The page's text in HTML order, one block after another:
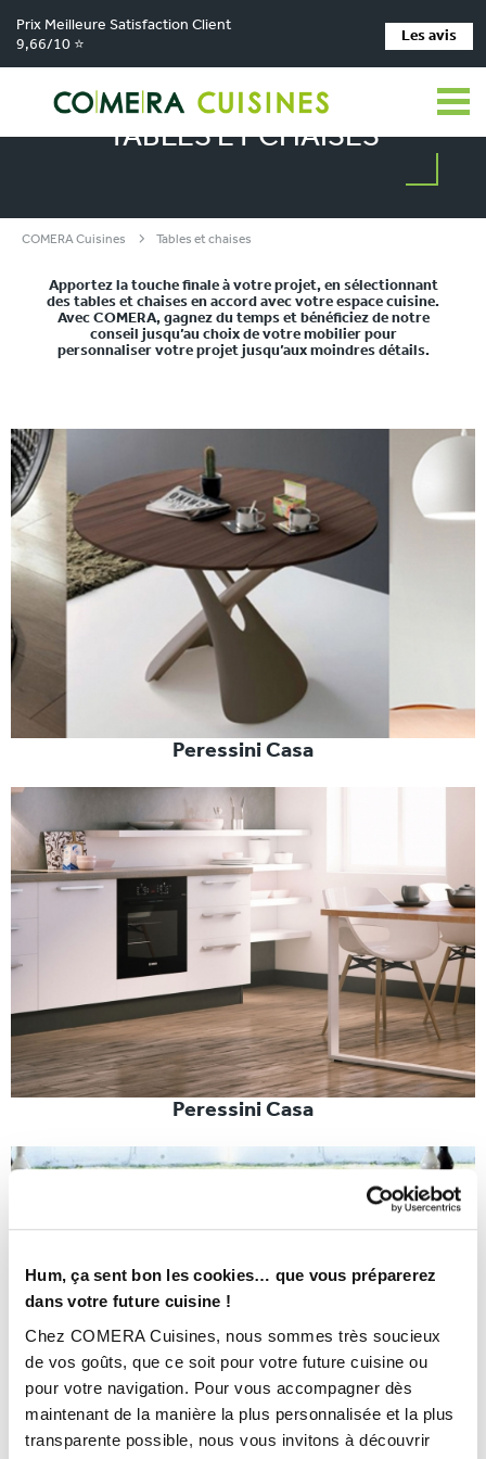
Hum, ça sent bon les cookies… que vous préparerez
dans votre future cuisine !
Chez COMERA Cuisines, nous sommes très soucieux
de vos goûts, que ce soit pour votre future cuisine ou
pour votre navigation. Pour vous accompagner dès
maintenant de la manière la plus personnalisée et la plus
transparente possible, nous vous invitons à découvrir
Prix Meilleure Satisfaction Client
9,66/10 ⭐
Les avis
TABLES ET CHAISES
COMERA Cuisines Tables et chaises
Apportez la touche finale à votre projet, en sélectionnant
des tables et chaises en accord avec votre espace cuisine.
Avec COMERA, gagnez du temps et bénéficiez de notre
conseil jusqu’au choix de votre mobilier pour
personnaliser votre projet jusqu’aux moindres détails.
Peressini Casa
Peressini Casa